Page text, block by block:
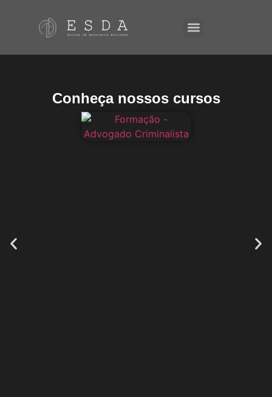
Conheça nossos cursos